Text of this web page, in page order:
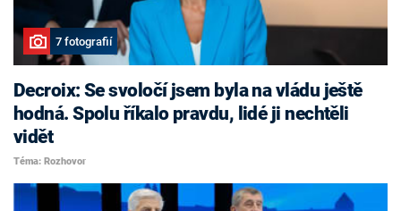
7 fotografií
Decroix: Se svoločí jsem byla na vládu ještě
hodná. Spolu říkalo pravdu, lidé ji nechtěli
vidět
Téma: Rozhovor